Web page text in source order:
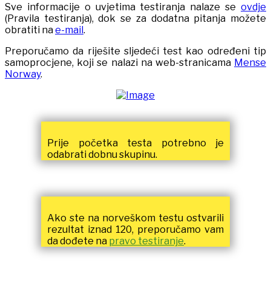
Sve informacije o uvjetima testiranja nalaze se ovdje
(Pravila testiranja), dok se za dodatna pitanja možete
obratiti nae-mail.
Preporučamo da riješite sljedeći test kao određeni tip
samoprocjene, koji se nalazi na web-stranicama Mense
Norway.
Prije početka testa potrebno je
odabrati dobnu skupinu.
Ako ste na norveškom testu ostvarili
rezultat iznad 120, preporučamo vam
da dođete na pravo testiranje.